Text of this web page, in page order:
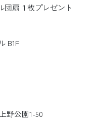
団扇１枚プレゼント
B1F
野公園1-50